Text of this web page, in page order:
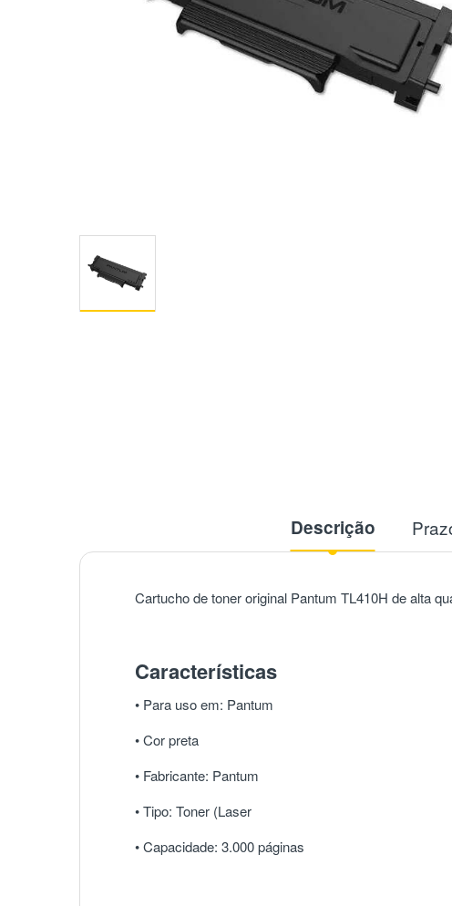
Descrição
Cartucho de toner original Pantum TL410H de alta
Características
• Para uso em: Pantum
• Corpreta
• Fabricante: Pantum
• Tipo: Toner (Laser
• Capacidade: 3.000 páginas